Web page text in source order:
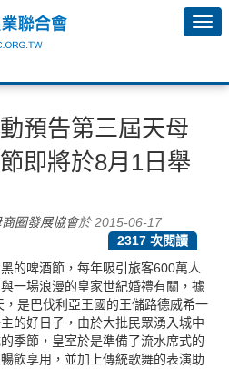
動預告第三屆天母
即將於8月1日舉
圈發展協會於 2015-06-17
2317 次閱讀
的啤酒節，每年吸引旅客600萬人
一場浪漫的皇家世紀婚禮有關，據
是巴伐利亞王國的王儲路德威希一
的好日子，由於大批民眾湧入城中
季節，皇室於是準備了流水席式的
飲享用，並加上傳統歌舞的表演助